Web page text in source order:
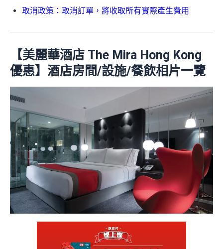
取消政策：取消訂單，將收取所有實際產生費用
【美麗華酒店 The Mira Hong Kong
優惠】酒店房間/設施/餐飲相片一覽